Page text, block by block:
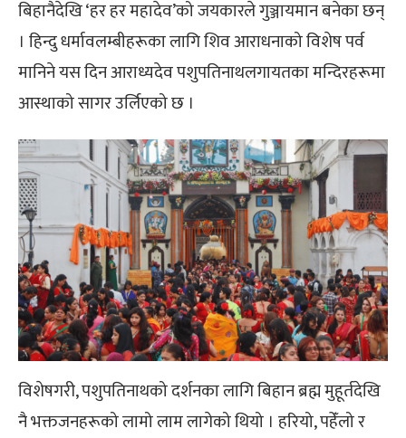
बिहानैदेखि ‘हर हर महादेव’को जयकारले गुञ्जायमान बनेका छन्
। हिन्दु धर्मावलम्बीहरूका लागि शिव आराधनाको विशेष पर्व
मानिने यस दिन आराध्यदेव पशुपतिनाथलगायतका मन्दिरहरूमा
आस्थाको सागर उर्लिएको छ ।
विशेषगरी, पशुपतिनाथको दर्शनका लागि बिहान ब्रह्म मुहूर्तदेखि
नै भक्तजनहरूको लामो लाम लागेको थियो । हरियो, पहेँलो र